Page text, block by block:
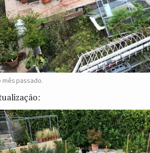
mês passado.